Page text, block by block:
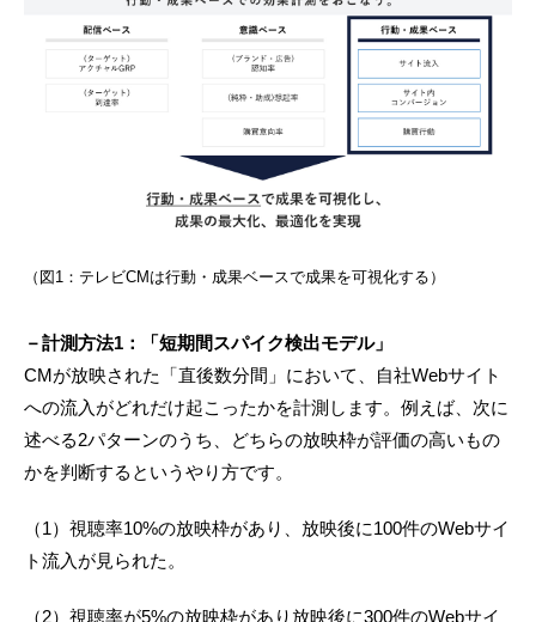
（図1：テレビCMは行動・成果ベースで成果を可視化する）
－計測方法1：「短期間スパイク検出モデル」
CMが放映された「直後数分間」において、自社Webサイト
への流入がどれだけ起こったかを計測します。例えば、次に
述べる2パターンのうち、どちらの放映枠が評価の高いもの
かを判断するというやり方です。
（1）視聴率10%の放映枠があり、放映後に100件のWebサイ
ト流入が見られた。
（2）視聴率が5%の放映枠があり放映後に300件のWebサイ